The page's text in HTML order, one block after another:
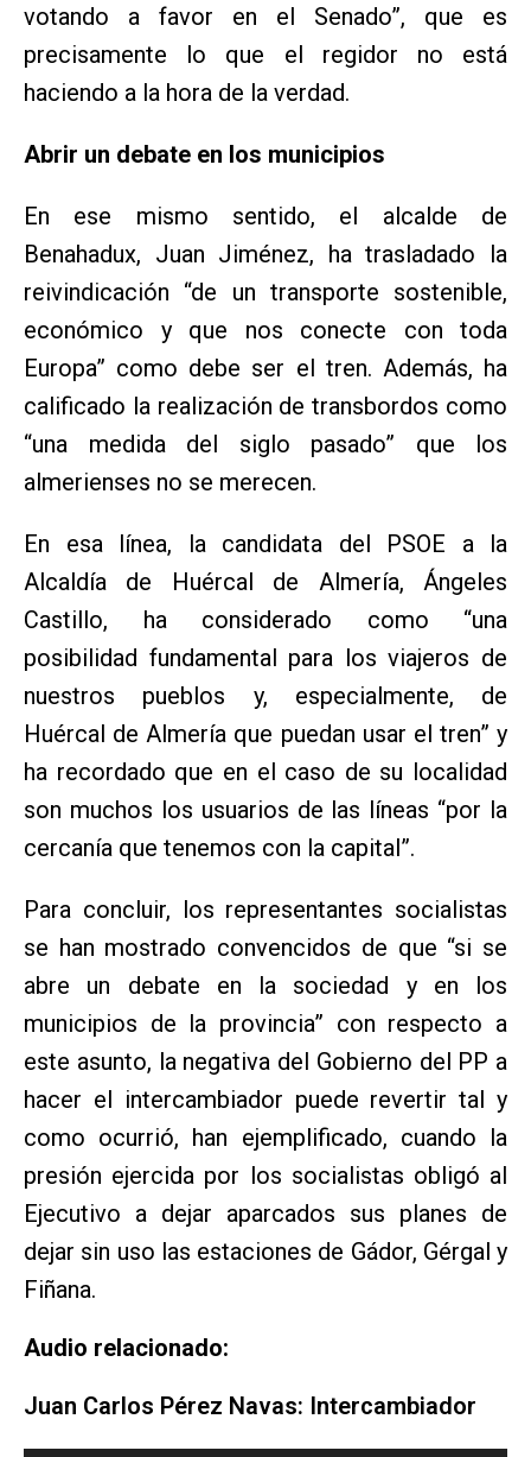
votando a favor en el Senado”, que es
precisamente lo que el regidor no está
haciendo a la hora de la verdad.
Abrir un debate en los municipios
En ese mismo sentido, el alcalde de
Benahadux, Juan Jiménez, ha trasladado la
reivindicación “de un transporte sostenible,
económico y que nos conecte con toda
Europa” como debe ser el tren. Además, ha
calificado la realización de transbordos como
“una medida del siglo pasado” que los
almerienses no se merecen.
En esa línea, la candidata del PSOE a la
Alcaldía de Huércal de Almería, Ángeles
Castillo, ha considerado como “una
posibilidad fundamental para los viajeros de
nuestros pueblos y, especialmente, de
Huércal de Almería que puedan usar el tren” y
ha recordado que en el caso de su localidad
son muchos los usuarios de las líneas “por la
cercanía que tenemos con la capital”.
Para concluir, los representantes socialistas
se han mostrado convencidos de que “si se
abre un debate en la sociedad y en los
municipios de la provincia” con respecto a
este asunto, la negativa del Gobierno del PP a
hacer el intercambiador puede revertir tal y
como ocurrió, han ejemplificado, cuando la
presión ejercida por los socialistas obligó al
Ejecutivo a dejar aparcados sus planes de
dejar sin uso las estaciones de Gádor, Gérgal y
Fiñana.
Audio relacionado:
Juan Carlos Pérez Navas: Intercambiador